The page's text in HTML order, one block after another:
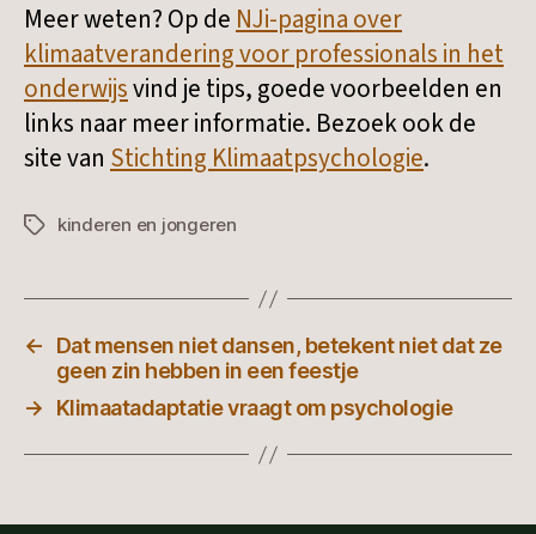
Meer weten? Op de NJi-pagina over
klimaatverandering voor professionals in het
onderwijsvind je tips, goede voorbeelden en
links naar meer informatie. Bezoek ook de
site van Stichting Klimaatpsychologie.
Tagskinderen en jongeren
←
Dat mensen niet dansen, betekent niet dat ze
geen zin hebben in een feestje
→
Klimaatadaptatie vraagt om psychologie